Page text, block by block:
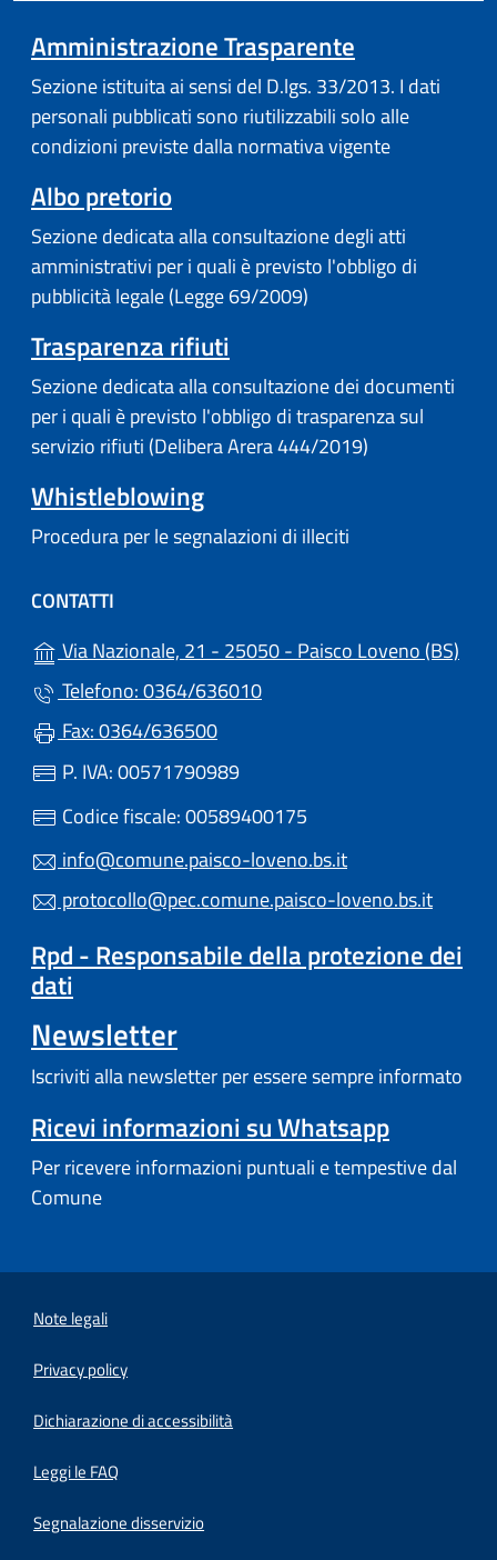
Amministrazione Trasparente
Sezione istituita ai sensi del D.lgs. 33/2013. I dati
personali pubblicati sono riutilizzabili solo alle
condizioni previste dalla normativa vigente
Albo pretorio
Sezione dedicata alla consultazione degli atti
amministrativi per i quali è previsto l'obbligo di
pubblicità legale (Legge 69/2009)
Trasparenza rifiuti
Sezione dedicata alla consultazione dei documenti
per i quali è previsto l'obbligo di trasparenza sul
servizio rifiuti (Delibera Arera 444/2019)
Whistleblowing
Procedura per le segnalazioni di illeciti
CONTATTI
Via Nazionale, 21 - 25050 - Paisco Loveno (BS)
Telefono: 0364/636010
Fax: 0364/636500
P. IVA: 00571790989
Codice fiscale: 00589400175
info@comune.paisco-loveno.bs.it
protocollo@pec.comune.paisco-loveno.bs.it
Rpd - Responsabile della protezione dei
dati
Newsletter
Iscriviti alla newsletter per essere sempre informato
Ricevi informazioni su Whatsapp
Per ricevere informazioni puntuali e tempestive dal
Comune
Note legali
Privacy policy
Dichiarazione di accessibilità
Leggi le FAQ
Segnalazione disservizio